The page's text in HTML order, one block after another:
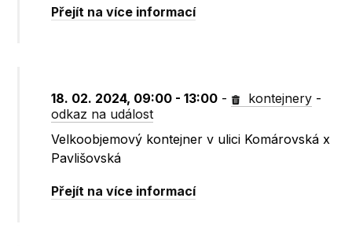
Přejít na více informací
18. 02. 2024, 09:00 - 13:00 - kontejnery -
odkaz na událost
Velkoobjemový kontejner v ulici Komárovská x
Pavlišovská
Přejít na více informací